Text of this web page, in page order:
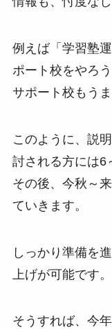
例えば「学習塾
ポート校をやろ
サポート校もう
このように、説
討される方には6
その後、今秋～
ていきます。
しっかり準備を
上げが可能です。
そうすれば、今